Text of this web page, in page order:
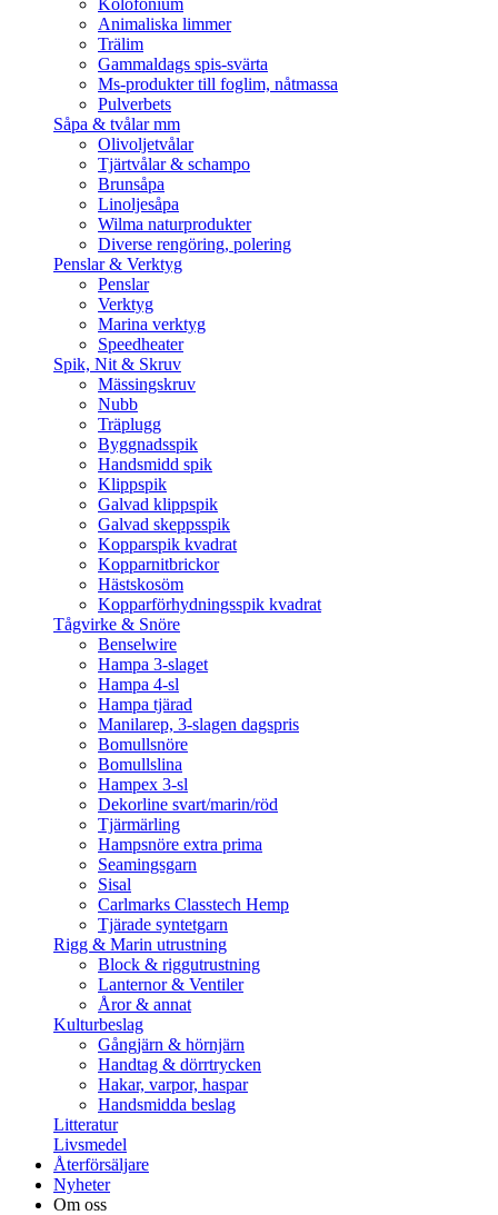
Kolofonium
Animaliska limmer
Trälim
Gammaldags spis-svärta
Ms-produkter till foglim, nåtmassa
Pulverbets
Såpa & tvålar mm
Olivoljetvålar
Tjärtvålar & schampo
Brunsåpa
Linoljesåpa
Wilma naturprodukter
Diverse rengöring, polering
Penslar & Verktyg
Penslar
Verktyg
Marina verktyg
Speedheater
Spik, Nit & Skruv
Mässingskruv
Nubb
Träplugg
Byggnadsspik
Handsmidd spik
Klippspik
Galvad klippspik
Galvad skeppsspik
Kopparspik kvadrat
Kopparnitbrickor
Hästskosöm
Kopparförhydningsspik kvadrat
Tågvirke & Snöre
Benselwire
Hampa 3-slaget
Hampa 4-sl
Hampa tjärad
Manilarep, 3-slagen dagspris
Bomullsnöre
Bomullslina
Hampex 3-sl
Dekorline svart/marin/röd
Tjärmärling
Hampsnöre extra prima
Seamingsgarn
Sisal
Carlmarks Classtech Hemp
Tjärade syntetgarn
Rigg & Marin utrustning
Block & riggutrustning
Lanternor & Ventiler
Åror & annat
Kulturbeslag
Gångjärn & hörnjärn
Handtag & dörrtrycken
Hakar, varpor, haspar
Handsmidda beslag
Litteratur
Livsmedel
Återförsäljare
Nyheter
Om oss